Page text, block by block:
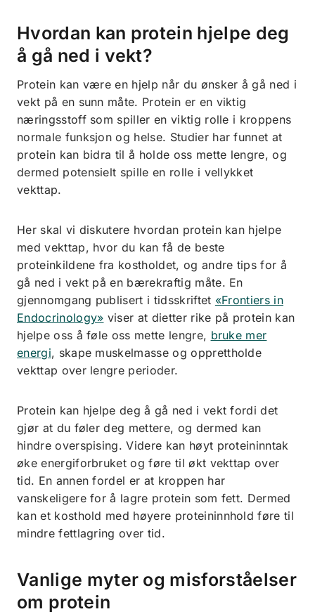
Hvordan kan protein hjelpe deg
å gå ned i vekt?
Protein kan være en hjelp når du ønsker å gå ned i
vekt på en sunn måte. Protein er en viktig
næringsstoff som spiller en viktig rolle i kroppens
normale funksjon og helse. Studier har funnet at
protein kan bidra til å holde oss mette lengre, og
dermed potensielt spille en rolle i vellykket
vekttap.
Her skal vi diskutere hvordan protein kan hjelpe
med vekttap, hvor du kan få de beste
proteinkildene fra kostholdet, og andre tips for å
gå ned i vekt på en bærekraftig måte. En
gjennomgang publisert i tidsskriftet «Frontiers in
Endocrinology» viser at dietter rike på protein kan
hjelpe oss å føle oss mette lengre, bruke mer
energi, skape muskelmasse og opprettholde
vekttap over lengre perioder.
Protein kan hjelpe deg å gå ned i vekt fordi det
gjør at du føler deg mettere, og dermed kan
hindre overspising. Videre kan høyt proteininntak
øke energiforbruket og føre til økt vekttap over
tid. En annen fordel er at kroppen har
vanskeligere for å lagre protein som fett. Dermed
kan et kosthold med høyere proteininnhold føre til
mindre fettlagring over tid.
Vanlige myter og misforståelser
om protein